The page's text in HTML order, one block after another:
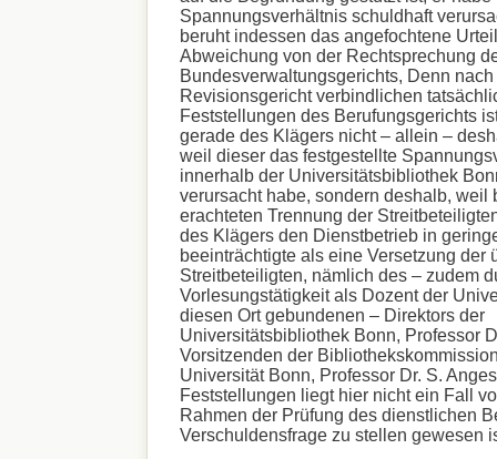
Spannungsverhältnis schuldhaft
beruht indessen das angefochtene
Abweichung von der Rechtsprechung
Bundesverwaltungsgerichts, Denn
Revisionsgericht verbindlichen
Feststellungen des Berufungsgerichts
gerade des Klägers nicht – allein –
weil dieser das festgestellte
innerhalb der Universitätsbibliothek
verursacht habe, sondern deshalb, weil
erachteten Trennung der
des Klägers den Dienstbetrieb in
beeinträchtigte als eine Versetzung der
Streitbeteiligten, nämlich des – zudem
Vorlesungstätigkeit als Dozent der
diesen Ort gebundenen – Direktors der
Universitätsbibliothek Bonn, Professor
Vorsitzenden der
Universität Bonn, Professor Dr. S.
Feststellungen liegt hier nicht ein Fall
Rahmen der Prüfung des dienstlichen
Verschuldensfrage zu stellen gewesen